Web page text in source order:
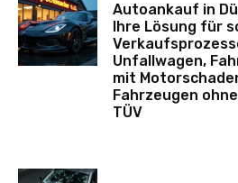
Autoankauf in
Ihre Lösung für
Unfallwagen,
mit
Fahrzeugen
TÜV